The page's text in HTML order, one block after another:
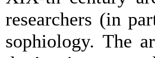
researchers (in
sophiology. The